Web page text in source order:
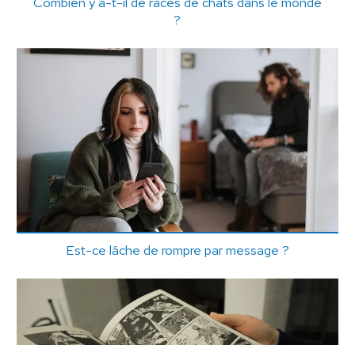
?
Est-ce lâche de rompre par message ?